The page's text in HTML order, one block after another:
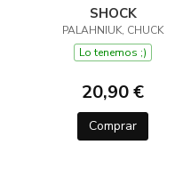
SHOCK
PALAHNIUK, CHUCK
Lo tenemos ;)
20,90 €
Comprar